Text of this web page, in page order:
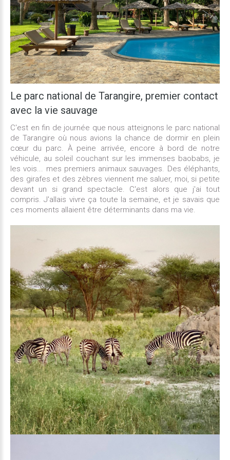
Le parc national de Tarangire, premier contact
avec la vie sauvage
C'est en fin de journée que nous atteignons le parc national
de Tarangire où nous avions la chance de dormir en plein
cœur du parc. À peine arrivée, encore à bord de notre
véhicule, au soleil couchant sur les immenses baobabs, je
les vois... mes premiers animaux sauvages. Des éléphants,
des girafes et des zèbres viennent me saluer, moi, si petite
devant un si grand spectacle. C'est alors que j'ai tout
compris. J'allais vivre ça toute la semaine, et je savais que
ces moments allaient être déterminants dans ma vie.